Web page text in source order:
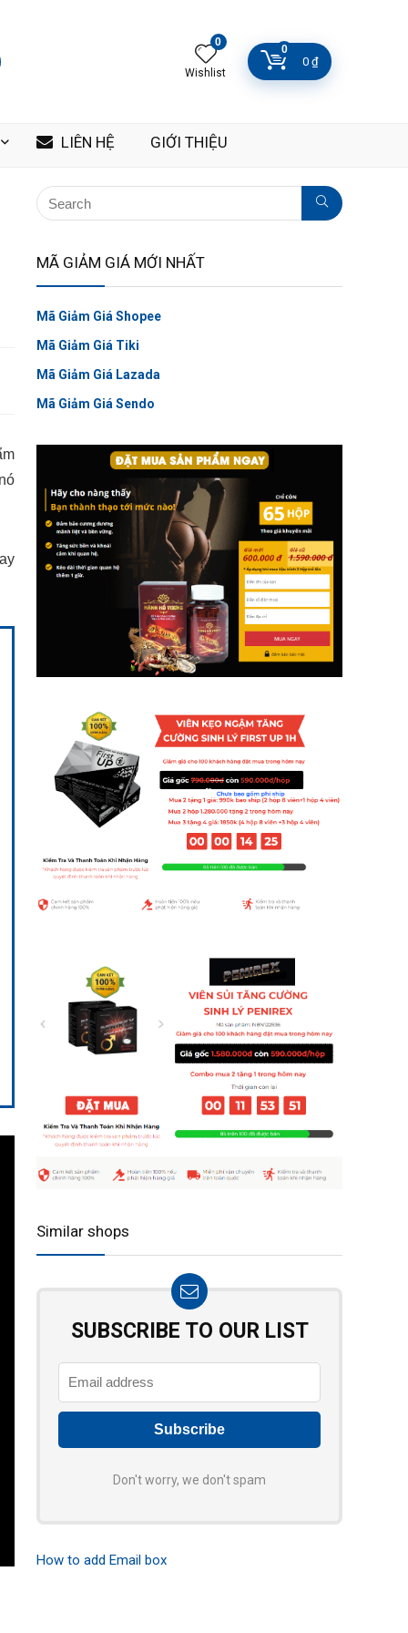
0
Wishlist
0
0 ₫
LIÊN HỆ GIỚI THIỆU
MÃ GIẢM GIÁ MỚI NHẤT
Mã Giảm Giá Shopee
Mã Giảm Giá Tiki
Mã Giảm Giá Lazada
Mã Giảm Giá Sendo
Similar shops
SUBSCRIBE TO OUR LIST
Don't worry, we don't spam
How to add Email box